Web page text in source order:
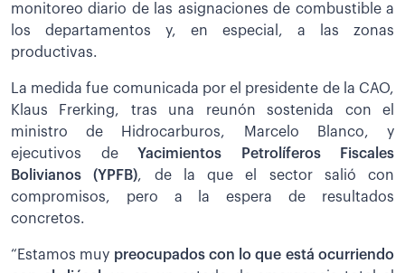
monitoreo diario de las asignaciones de combustible a
los departamentos y, en especial, a las zonas
productivas.
La medida fue comunicada por el presidente de la CAO,
Klaus Frerking, tras una reunón sostenida con el
ministro de Hidrocarburos, Marcelo Blanco, y
ejecutivos de Yacimientos Petrolíferos Fiscales
Bolivianos (YPFB), de la que el sector salió con
compromisos, pero a la espera de resultados
concretos.
“Estamos muy preocupados con lo que está ocurriendo